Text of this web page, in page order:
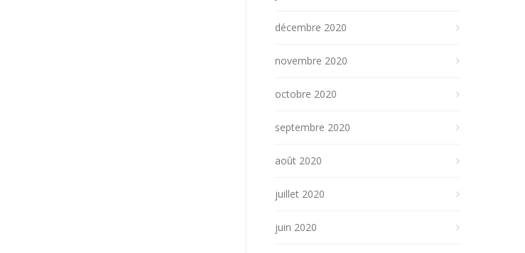
décembre 2020
novembre 2020
octobre 2020
septembre 2020
août 2020
juillet 2020
juin 2020